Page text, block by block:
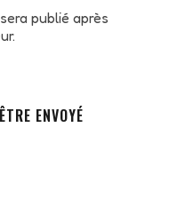
publié après
ENVOYÉ